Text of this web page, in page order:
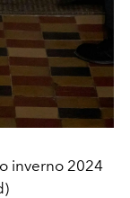
inverno 2024